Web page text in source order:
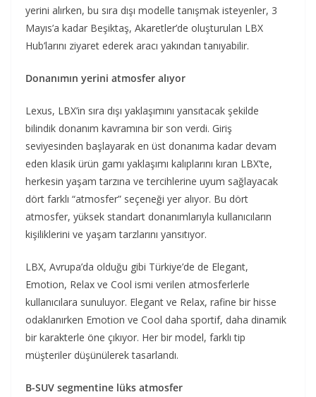
yerini alırken, bu sıra dışı modelle tanışmak isteyenler, 3
Mayıs’a kadar Beşiktaş, Akaretler’de oluşturulan LBX
Hub’larını ziyaret ederek aracı yakından tanıyabilir.
Donanımın yerini atmosfer alıyor
Lexus, LBX’in sıra dışı yaklaşımını yansıtacak şekilde
bilindik donanım kavramına bir son verdi. Giriş
seviyesinden başlayarak en üst donanıma kadar devam
eden klasik ürün gamı yaklaşımı kalıplarını kıran LBX’te,
herkesin yaşam tarzına ve tercihlerine uyum sağlayacak
dört farklı “atmosfer” seçeneği yer alıyor. Bu dört
atmosfer, yüksek standart donanımlarıyla kullanıcıların
kişiliklerini ve yaşam tarzlarını yansıtıyor.
LBX, Avrupa’da olduğu gibi Türkiye’de de Elegant,
Emotion, Relax ve Cool ismi verilen atmosferlerle
kullanıcılara sunuluyor. Elegant ve Relax, rafine bir hisse
odaklanırken Emotion ve Cool daha sportif, daha dinamik
bir karakterle öne çıkıyor. Her bir model, farklı tip
müşteriler düşünülerek tasarlandı.
B-SUV segmentine lüks atmosfer